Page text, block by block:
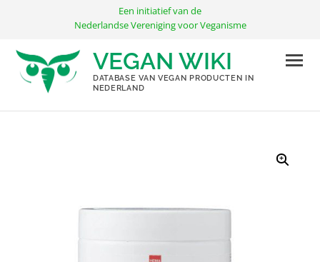
inhoud
Een initiatief van de
Nederlandse Vereniging voor Veganisme
VEGAN WIKI
DATABASE VAN VEGAN PRODUCTEN IN
NEDERLAND